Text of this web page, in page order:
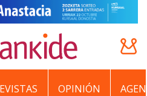
OPINIÓN